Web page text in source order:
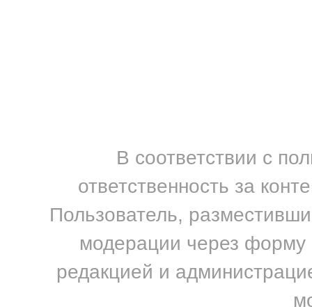
В соответствии с
ответственность за
Пользователь,
модерации через форму
редакцией и